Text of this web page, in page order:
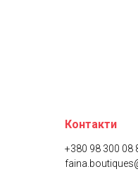
Контакти
+380 98 300 08